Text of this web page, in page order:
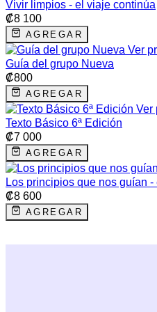
Vivir limpios - el viaje continúa
₡8 100
AGREGAR
Ver
Guía del grupo Nueva
₡800
AGREGAR
Ver
Texto Básico 6ª Edición
₡7 000
AGREGAR
Los principios que nos guían
₡8 600
AGREGAR